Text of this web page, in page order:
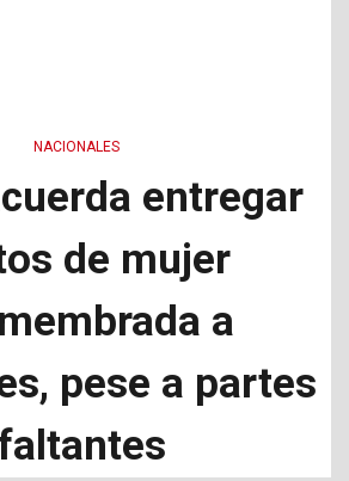
NACIONALES
entregar
de mujer
a
pese a partes